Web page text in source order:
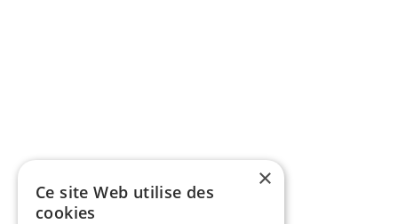
×
Ce site Web utilise des
cookies